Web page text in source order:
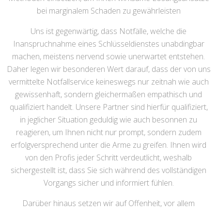
bei marginalem Schaden zu gewährleisten
Uns ist gegenwärtig, dass Notfälle, welche die
Inanspruchnahme eines Schlüsseldienstes unabdingbar
machen, meistens nervend sowie unerwartet entstehen.
Daher legen wir besonderen Wert darauf, dass der von uns
vermittelte Notfallservice keineswegs nur zeitnah wie auch
gewissenhaft, sondern gleichermaßen empathisch und
qualifiziert handelt. Unsere Partner sind hierfür qualifiziert,
in jeglicher Situation geduldig wie auch besonnen zu
reagieren, um Ihnen nicht nur prompt, sondern zudem
erfolgversprechend unter die Arme zu greifen. Ihnen wird
von den Profis jeder Schritt verdeutlicht, weshalb
sichergestellt ist, dass Sie sich während des vollständigen
Vorgangs sicher und informiert fühlen.
Darüber hinaus setzen wir auf Offenheit, vor allem